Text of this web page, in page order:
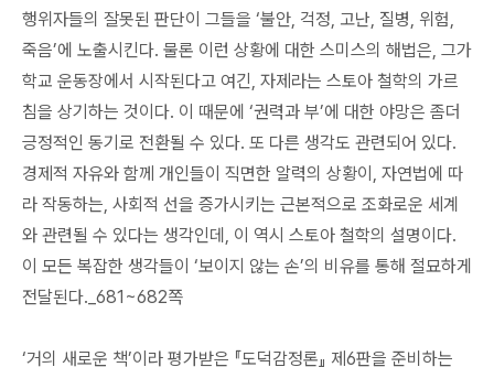
행위자들의 잘못된 판단이 그들을 ‘불안, 걱정, 고난, 질병, 위험,
죽음’에 노출시킨다. 물론 이런 상황에 대한 스미스의 해법은, 그가
학교 운동장에서 시작된다고 여긴, 자제라는 스토아 철학의 가르
침을 상기하는 것이다. 이 때문에 ‘권력과 부’에 대한 야망은 좀더
긍정적인 동기로 전환될 수 있다. 또 다른 생각도 관련되어 있다.
경제적 자유와 함께 개인들이 직면한 알력의 상황이, 자연법에 따
라 작동하는, 사회적 선을 증가시키는 근본적으로 조화로운 세계
와 관련될 수 있다는 생각인데, 이 역시 스토아 철학의 설명이다.
이 모든 복잡한 생각들이 ‘보이지 않는 손’의 비유를 통해 절묘하게
전달된다._681~682쪽
‘거의 새로운 책’이라 평가받은 『도덕감정론』 제6판을 준비하는